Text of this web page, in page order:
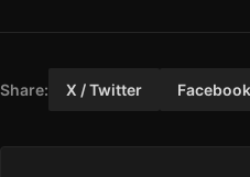
Share: X / Twitter Facebook